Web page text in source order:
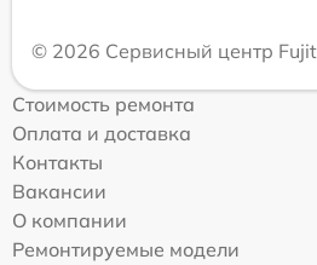
© 2026 Сервисный центр
Стоимость ремонта
Оплата и доставка
Контакты
Вакансии
О компании
Ремонтируемые модели